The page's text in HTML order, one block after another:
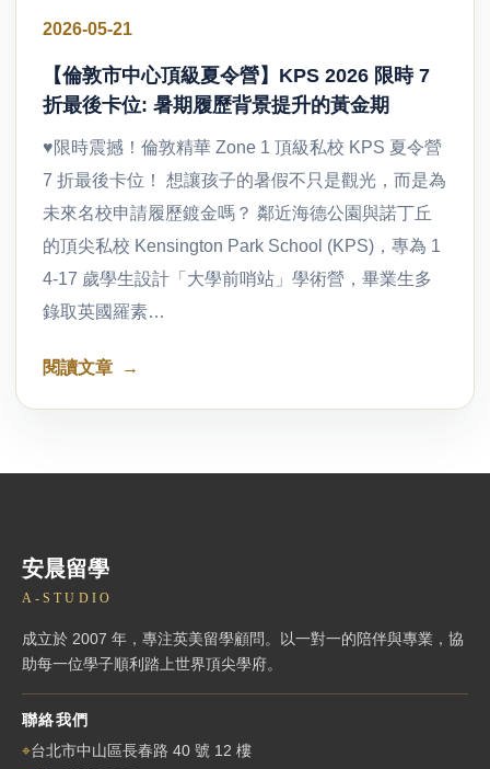
2026-05-21
【倫敦市中心頂級夏令營】KPS 2026 限時 7
折最後卡位: 暑期履歷背景提升的黃金期
♥限時震撼！倫敦精華 Zone 1 頂級私校 KPS 夏令營
7 折最後卡位！ 想讓孩子的暑假不只是觀光，而是為
未來名校申請履歷鍍金嗎？ 鄰近海德公園與諾丁丘
的頂尖私校 Kensington Park School (KPS)，專為 1
4-17 歲學生設計「大學前哨站」學術營，畢業生多
錄取英國羅素…
閱讀文章
安晨留學
A-STUDIO
成立於 2007 年，專注英美留學顧問。以一對一的陪伴與專業，協
助每一位學子順利踏上世界頂尖學府。
聯絡我們
⌖台北市中山區長春路 40 號 12 樓